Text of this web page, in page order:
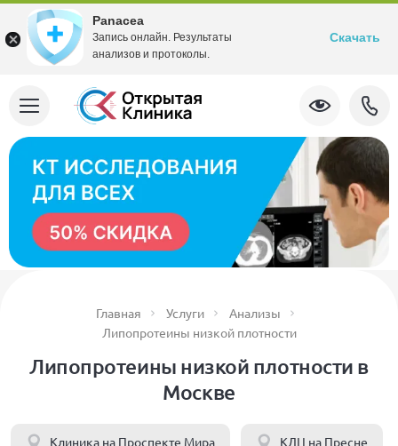
Главная Услуги
Анализы
Липопротеины низкой плотности
Липопротеины низкой плотности в
Москве
Клиника на Проспекте Мира КДЦ на Пресне
Panacea
Запись онлайн. Результаты
анализов и протоколы.
Скачать